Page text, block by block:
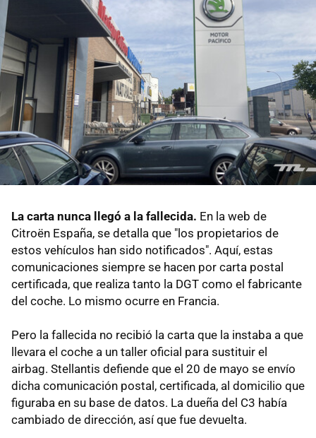
La carta nunca llegó a la fallecida. En la web de
Citroën España, se detalla que "los propietarios de
estos vehículos han sido notificados". Aquí, estas
comunicaciones siempre se hacen por carta postal
certificada, que realiza tanto la DGT como el fabricante
del coche. Lo mismo ocurre en Francia.
Pero la fallecida no recibió la carta que la instaba a que
llevara el coche a un taller oficial para sustituir el
airbag. Stellantis defiende que el 20 de mayo se envío
dicha comunicación postal, certificada, al domicilio que
figuraba en su base de datos. La dueña del C3 había
cambiado de dirección, así que fue devuelta.